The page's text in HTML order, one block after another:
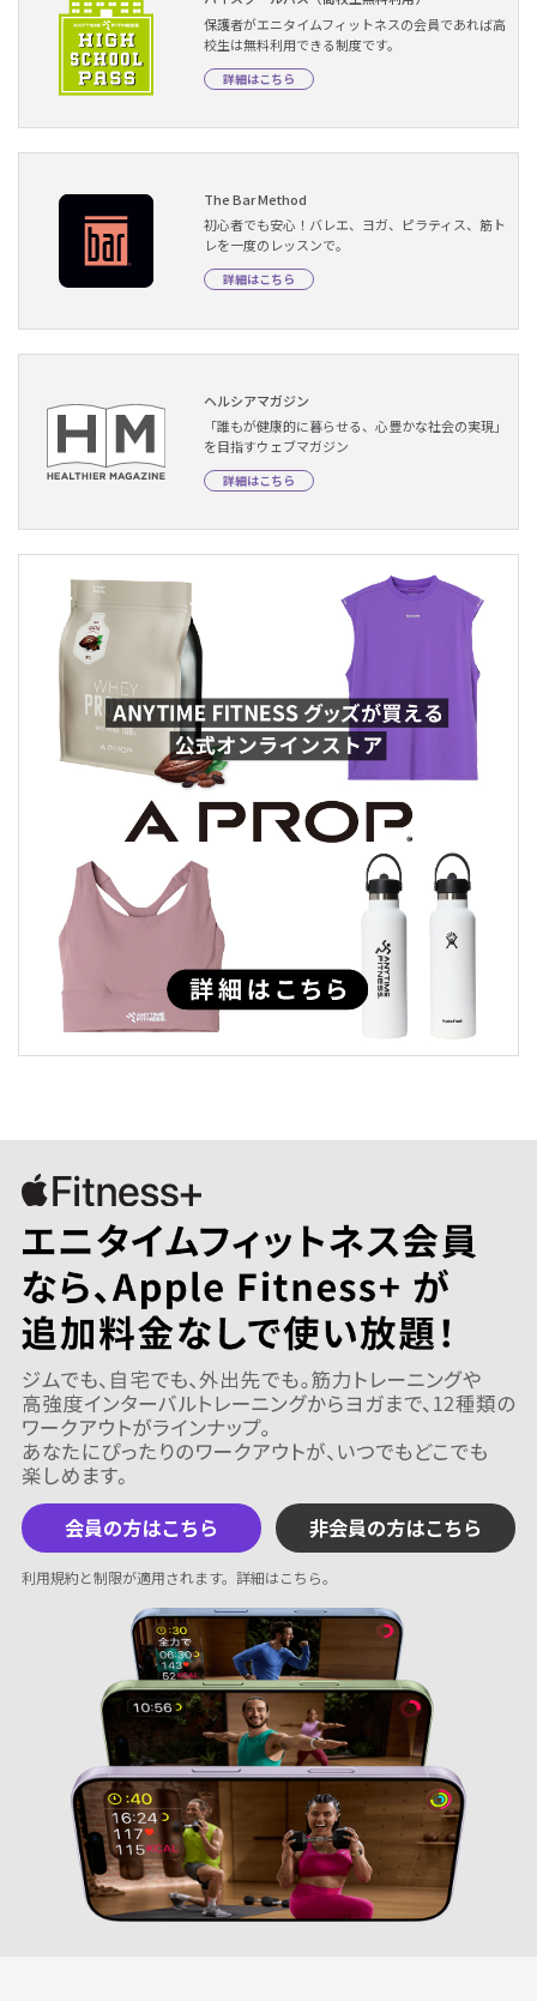
保護者がエニタイムフィットネスの会員であれば高
校生は無料利用できる制度です。
詳細はこちら
The Bar Method
初心者でも安心！バレエ、ヨガ、ピラティス、筋ト
レを一度のレッスンで。
詳細はこちら
ヘルシアマガジン
「誰もが健康的に暮らせる、心豊かな社会の実現」
を目指すウェブマガジン
詳細はこちら
会員の方はこちら 非会員の方はこちら
利用規約と制限が適用されます。 詳細はこちら。